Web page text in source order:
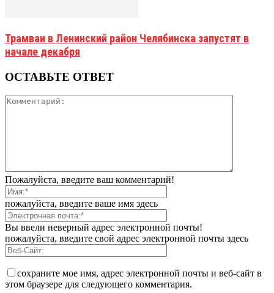
Трамваи в Ленинский район Челябинска запустят в
начале декабря
ОСТАВЬТЕ ОТВЕТ
Пожалуйста, введите ваш комментарий!
пожалуйста, введите ваше имя здесь
Вы ввели неверный адрес электронной почты!
пожалуйста, введите свой адрес электронной почты здесь
сохраните мое имя, адрес электронной почты и веб-сайт в
этом браузере для следующего комментария.